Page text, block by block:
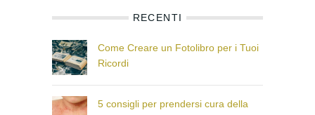
RECENTI
Come Creare un Fotolibro per i Tuoi
Ricordi
5 consigli per prendersi cura della